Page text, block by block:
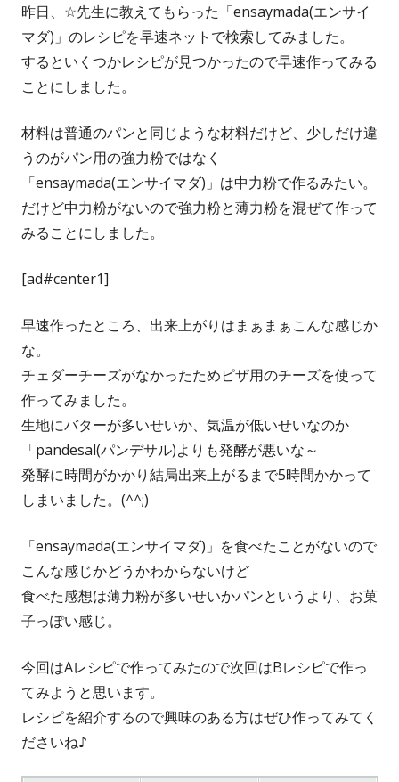
昨日、☆先生に教えてもらった「ensaymada(エンサイ
マダ)」のレシピを早速ネットで検索してみました。
するといくつかレシピが見つかったので早速作ってみる
ことにしました。
材料は普通のパンと同じような材料だけど、少しだけ違
うのがパン用の強力粉ではなく
「ensaymada(エンサイマダ)」は中力粉で作るみたい。
だけど中力粉がないので強力粉と薄力粉を混ぜて作って
みることにしました。
[ad#center1]
早速作ったところ、出来上がりはまぁまぁこんな感じか
な。
チェダーチーズがなかったためピザ用のチーズを使って
作ってみました。
生地にバターが多いせいか、気温が低いせいなのか
「pandesal(パンデサル)よりも発酵が悪いな～
発酵に時間がかかり結局出来上がるまで5時間かかって
しまいました。(^^;)
「ensaymada(エンサイマダ)」を食べたことがないので
こんな感じかどうかわからないけど
食べた感想は薄力粉が多いせいかパンというより、お菓
子っぽい感じ。
今回はAレシピで作ってみたので次回はBレシピで作っ
てみようと思います。
レシピを紹介するので興味のある方はぜひ作ってみてく
ださいね♪